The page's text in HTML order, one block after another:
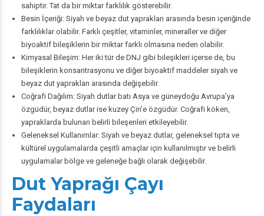
sahiptir. Tat da bir miktar farklılık gösterebilir.
Besin İçeriği: Siyah ve beyaz dut yaprakları arasında besin içeriğinde
farklılıklar olabilir. Farklı çeşitler, vitaminler, mineraller ve diğer
biyoaktif bileşiklerin bir miktar farklı olmasına neden olabilir.
Kimyasal Bileşim: Her iki tür de DNJ gibi bileşikleri içerse de, bu
bileşiklerin konsantrasyonu ve diğer biyoaktif maddeler siyah ve
beyaz dut yaprakları arasında değişebilir.
Coğrafi Dağılım: Siyah dutlar batı Asya ve güneydoğu Avrupa’ya
özgüdür, beyaz dutlar ise kuzey Çin’e özgüdür. Coğrafi köken,
yapraklarda bulunan belirli bileşenleri etkileyebilir.
Geleneksel Kullanımlar: Siyah ve beyaz dutlar, geleneksel tıpta ve
kültürel uygulamalarda çeşitli amaçlar için kullanılmıştır ve belirli
uygulamalar bölge ve geleneğe bağlı olarak değişebilir.
Dut Yaprağı Çayı
Faydaları